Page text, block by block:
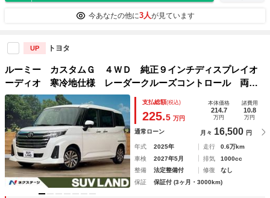
今あなたの他に3人が見ています
UP トヨタ
ルーミー カスタムＧ ４ＷＤ 純正９インチディスプレイオ
ーディオ 寒冷地仕様 レーダークルーズコントロール 両側
電動スライドドア プリクラッシュセーフティ コーナーセン
サー ＬＥＤヘッドライト バックカメラ ＥＴＣ
支払総額(税込)
225.5 万円
本体価格
214.7
万円
諸費用
10.8
万円
通常ローン 月々 16,500 円
年式 2025年 走行
0.6万km
車検
2027年5月 排気
1000cc
整備
法定整備付 修復
なし
保証
保証付 (3ヶ月・3000km)